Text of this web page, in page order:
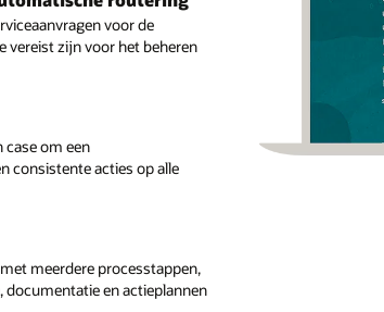
voor de
vereist zijn voor het beheren
case om een
consistente acties op alle
meerdere processtappen,
en actieplannen
om veel routinevragen
Business Intelligence om
serviceverlening met
HR-helpdeskoplossing die